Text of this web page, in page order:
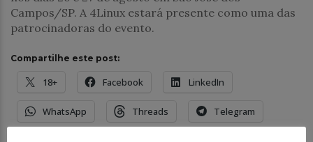
Campos/SP. A 4Linux estará presente como uma das
patrocinadoras do evento.
Compartilhe este post:
18+ Facebook LinkedIn
WhatsApp Threads Telegram